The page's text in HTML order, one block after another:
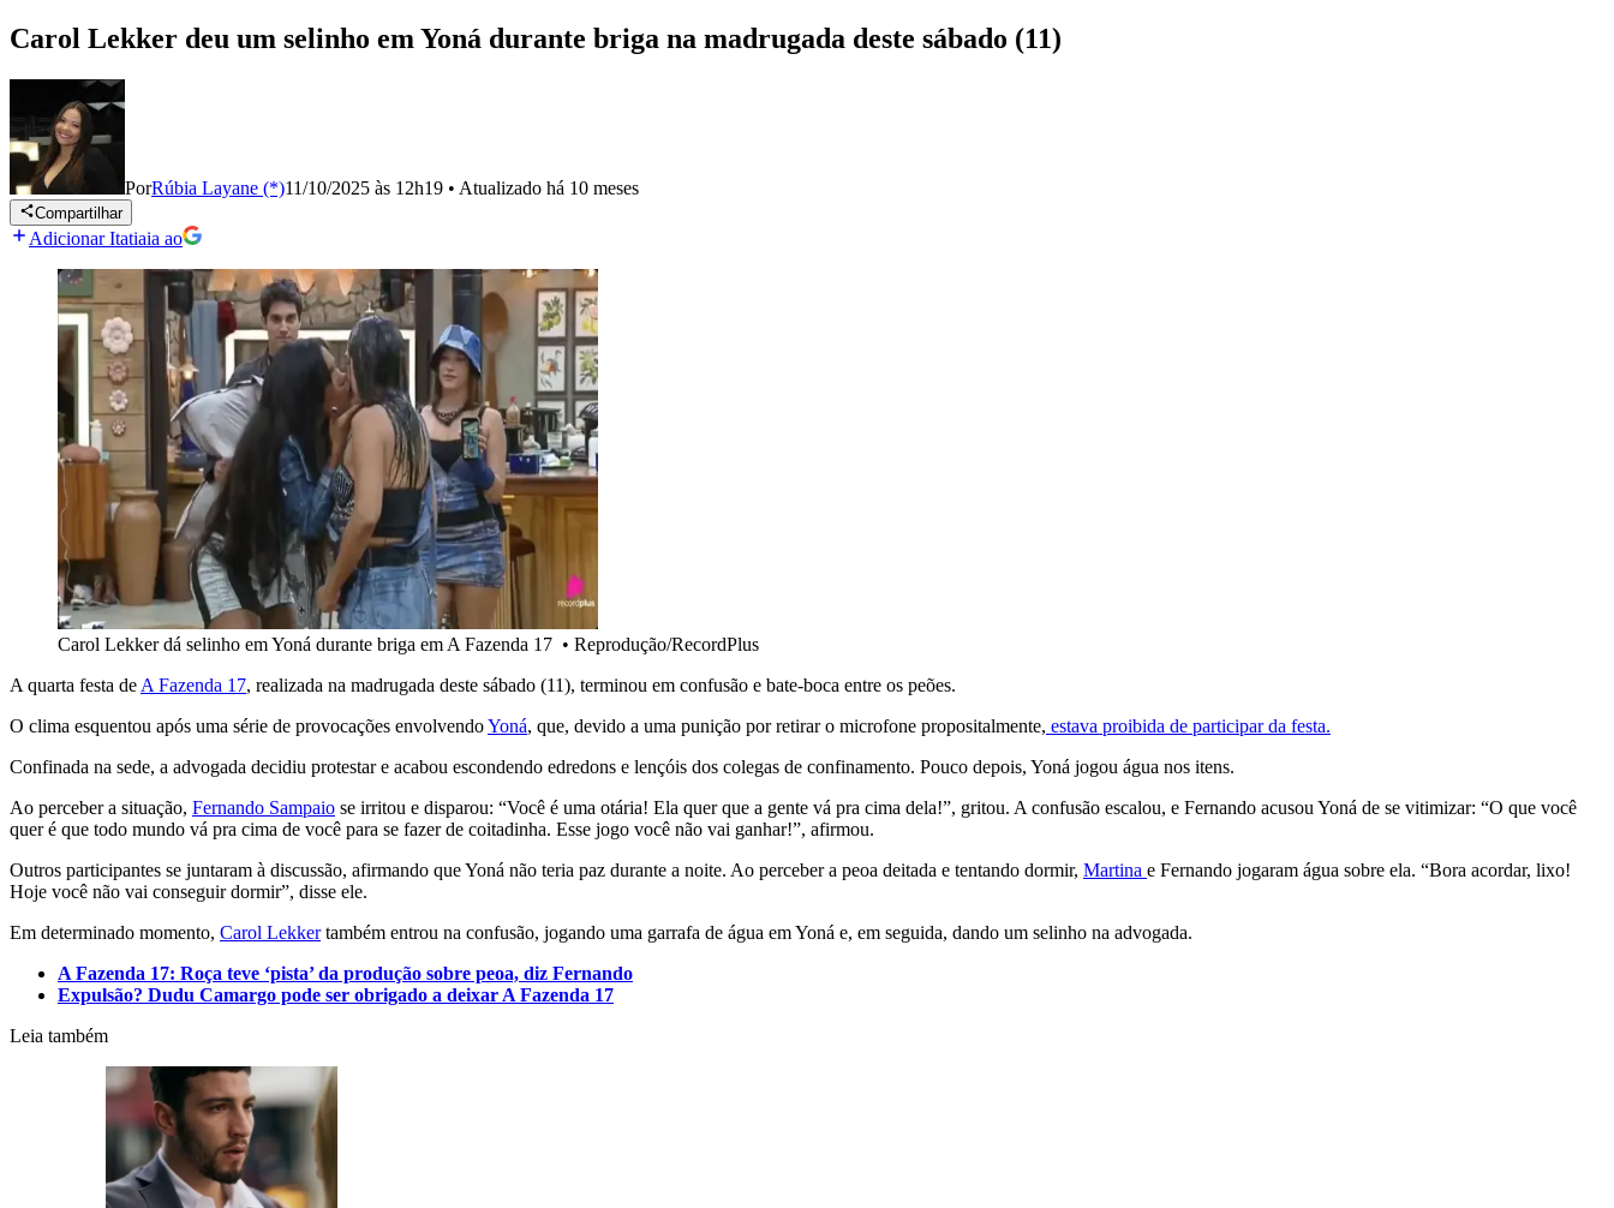
Carol Lekker deu um selinho em Yoná durante briga na madrugada deste sábado (11)
PorRúbia Layane (*)11/10/2025 às 12h19 • Atualizado há 10 meses
Compartilhar
Adicionar Itatiaia ao
Carol Lekker dá selinho em Yoná durante briga em A Fazenda 17 • Reprodução/RecordPlus
A quarta festa de A Fazenda 17, realizada na madrugada deste sábado (11), terminou em confusão e bate-boca entre os peões.
O clima esquentou após uma série de provocações envolvendoYoná, que, devido a uma punição por retirar o microfone propositalmente, estava proibida de participar da festa.
Confinada na sede, a advogada decidiu protestar e acabou escondendo edredons e lençóis dos colegas de confinamento. Pouco depois, Yoná jogou água nos itens.
Ao perceber a situação, Fernando Sampaio se irritou e disparou: “Você é uma otária! Ela quer que a gente vá pra cima dela!”, gritou. A confusão escalou, e Fernando acusou Yoná de se vitimizar: “O que você
quer é que todo mundo vá pra cima de você para se fazer de coitadinha. Esse jogo você não vai ganhar!”, afirmou.
Outros participantes se juntaram à discussão, afirmando que Yoná não teria paz durante a noite. Ao perceber a peoa deitada e tentando dormir, Martina e Fernando jogaram água sobre ela. “Bora acordar, lixo!
Hoje você não vai conseguir dormir”, disse ele.
Em determinado momento, Carol Lekkertambém entrou na confusão, jogando uma garrafa de água em Yoná e, em seguida, dando um selinho na advogada.
A Fazenda 17: Roça teve ‘pista’ da produção sobre peoa, diz Fernando
Expulsão? Dudu Camargo pode ser obrigado a deixar A Fazenda 17
Leia também